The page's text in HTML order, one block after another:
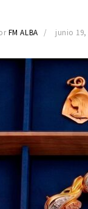
FM ALBA junio 19,